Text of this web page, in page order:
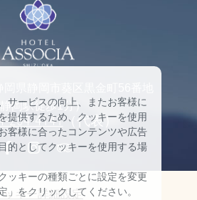
岡駅徒歩1分）
254-4141（代表）
ッキー詳細設定
サービスの向上、またお客様に
提供するため、クッキーを使用
客様に合ったコンテンツや広告
的としてクッキーを使用する場
ッキーの種類ごとに設定を変更
」をクリックしてください。